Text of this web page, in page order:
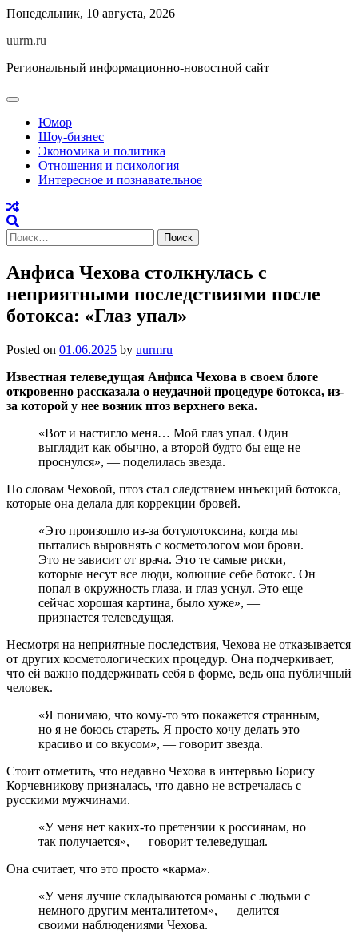
Skip
content
Понедельник, 10 августа, 2026
uurm.ru
Региональный информационно-новостной сайт
Юмор
Шоу-бизнес
Экономика и политика
Отношения и психология
Интересное и познавательное
Найти:
Анфиса Чехова столкнулась с
неприятными последствиями после
ботокса: «Глаз упал»
Posted on 01.06.2025 by uurmru
Известная телеведущая Анфиса Чехова в своем блоге
откровенно рассказала о неудачной процедуре ботокса, из-
за которой у нее возник птоз верхнего века.
«Вот и настигло меня… Мой глаз упал. Один
выглядит как обычно, а второй будто бы еще не
проснулся», — поделилась звезда.
По словам Чеховой, птоз стал следствием инъекций ботокса,
которые она делала для коррекции бровей.
«Это произошло из-за ботулотоксина, когда мы
пытались выровнять с косметологом мои брови.
Это не зависит от врача. Это те самые риски,
которые несут все люди, колющие себе ботокс. Он
попал в окружность глаза, и глаз уснул. Это еще
сейчас хорошая картина, было хуже», —
признается телеведущая.
Несмотря на неприятные последствия, Чехова не отказывается
от других косметологических процедур. Она подчеркивает,
что ей важно поддерживать себя в форме, ведь она публичный
человек.
«Я понимаю, что кому-то это покажется странным,
но я не боюсь стареть. Я просто хочу делать это
красиво и со вкусом», — говорит звезда.
Стоит отметить, что недавно Чехова в интервью Борису
Корчевникову призналась, что давно не встречалась с
русскими мужчинами.
«У меня нет каких-то претензии к россиянам, но
так получается», — говорит телеведущая.
Она считает, что это просто «карма».
«У меня лучше складываются романы с людьми с
немного другим менталитетом», — делится
своими наблюдениями Чехова.